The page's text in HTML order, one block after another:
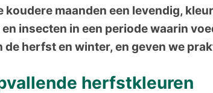
koudere maanden een levendig,
insecten in een periode waarin
herfst en winter, en geven we
herfstkleuren